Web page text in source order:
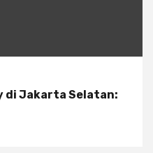
di Jakarta Selatan: